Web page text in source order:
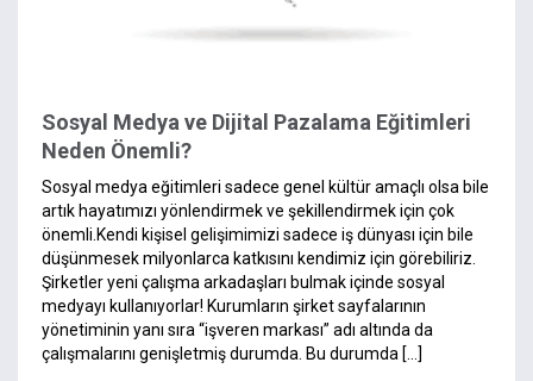
Sosyal Medya ve Dijital Pazalama Eğitimleri
Neden Önemli?
Sosyal medya eğitimleri sadece genel kültür amaçlı olsa bile
artık hayatımızı yönlendirmek ve şekillendirmek için çok
önemli.Kendi kişisel gelişimimizi sadece iş dünyası için bile
düşünmesek milyonlarca katkısını kendimiz için görebiliriz.
Şirketler yeni çalışma arkadaşları bulmak içinde sosyal
medyayı kullanıyorlar! Kurumların şirket sayfalarının
yönetiminin yanı sıra “işveren markası” adı altında da
çalışmalarını genişletmiş durumda. Bu durumda […]